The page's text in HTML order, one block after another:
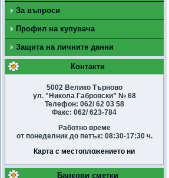
За въпроси
Профил на купувача
Защита на личните данни
Контакти
5002 Велико Търново
ул. "Никола Габровски” № 68
Телефон: 062/ 62 03 58
Факс: 062/ 623-784
Работно време
от понеделник до петък: 08:30-17:30 ч.
Карта с местопложението ни
Банкови сметки